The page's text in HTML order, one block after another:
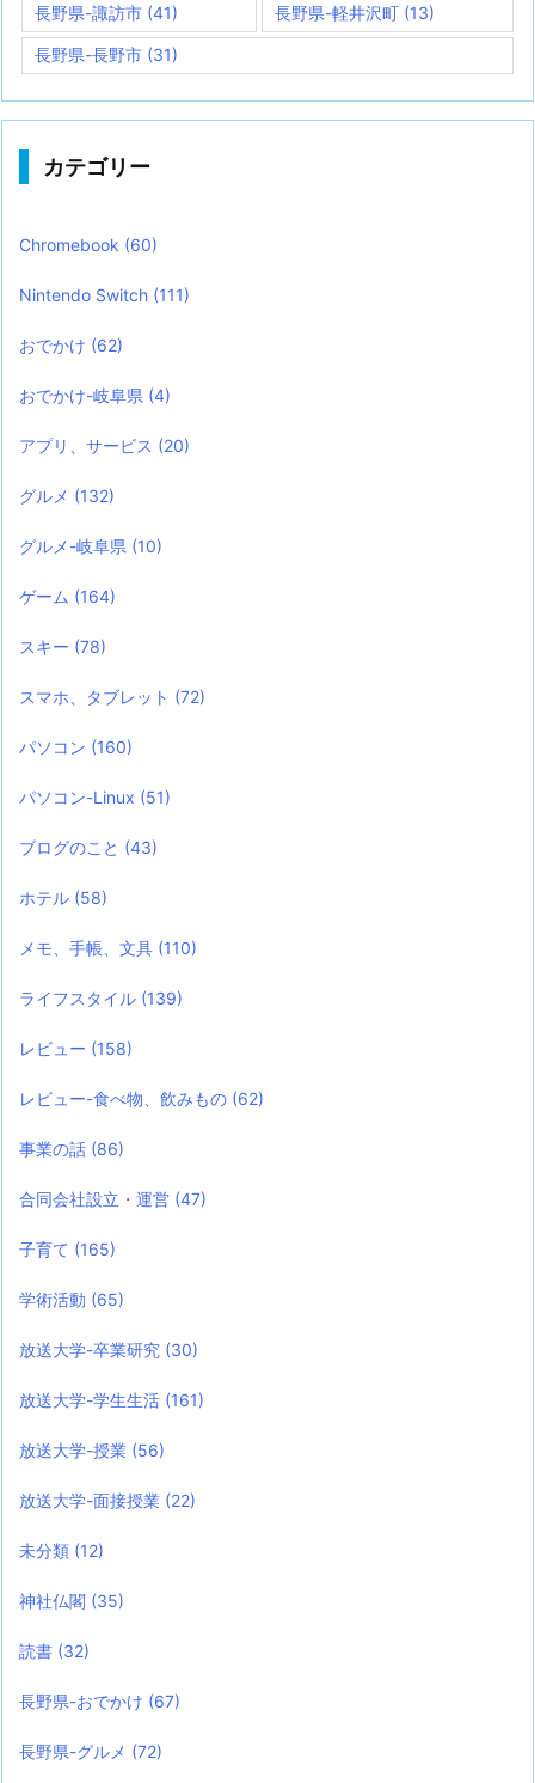
長野県-諏訪市 (41) 長野県-軽井沢町 (13)
長野県-長野市 (31)
カテゴリー
Chromebook (60)
Nintendo Switch (111)
おでかけ (62)
おでかけ-岐阜県 (4)
アプリ、サービス (20)
グルメ (132)
グルメ-岐阜県 (10)
ゲーム (164)
スキー (78)
スマホ、タブレット (72)
パソコン (160)
パソコン-Linux (51)
ブログのこと (43)
ホテル (58)
メモ、手帳、文具 (110)
ライフスタイル (139)
レビュー (158)
レビュー-食べ物、飲みもの (62)
事業の話 (86)
合同会社設立・運営 (47)
子育て (165)
学術活動 (65)
放送大学-卒業研究 (30)
放送大学-学生生活 (161)
放送大学-授業 (56)
放送大学-面接授業 (22)
未分類 (12)
神社仏閣 (35)
読書 (32)
長野県-おでかけ (67)
長野県-グルメ (72)